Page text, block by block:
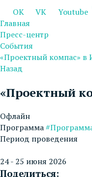
OK
VK Youtube
Главная
Пресс-центр
События
«Проектный компас» в
Назад
«Проектный
Офлайн
Программа
Период проведения
24 - 25 июня 2026
Поделиться: